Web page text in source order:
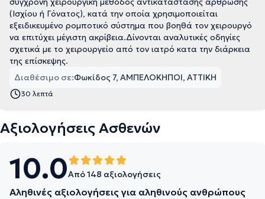
(Ισχίου ή Γόνατος), κατά την οποία χρησιμοποιείται
εξειδικευμένο ρομποτικό σύστημα που βοηθά τον χειρουργό
να επιτύχει μέγιστη ακρίβεια.Δίνονται αναλυτικές οδηγίες
σχετικά με το χειρουργείο από τον ιατρό κατα την διάρκεια
της επίσκεψης.
Διαθέσιμο σε:Φωκίδος 7, ΑΜΠΕΛΟΚΗΠΟΙ, ΑΤΤΙΚΗ
30 λεπτά
Αξιολογήσεις Ασθενών
10.0Από 148 αξιολογήσεις
Αληθινές αξιολογήσεις για αληθινούς ανθρώπους